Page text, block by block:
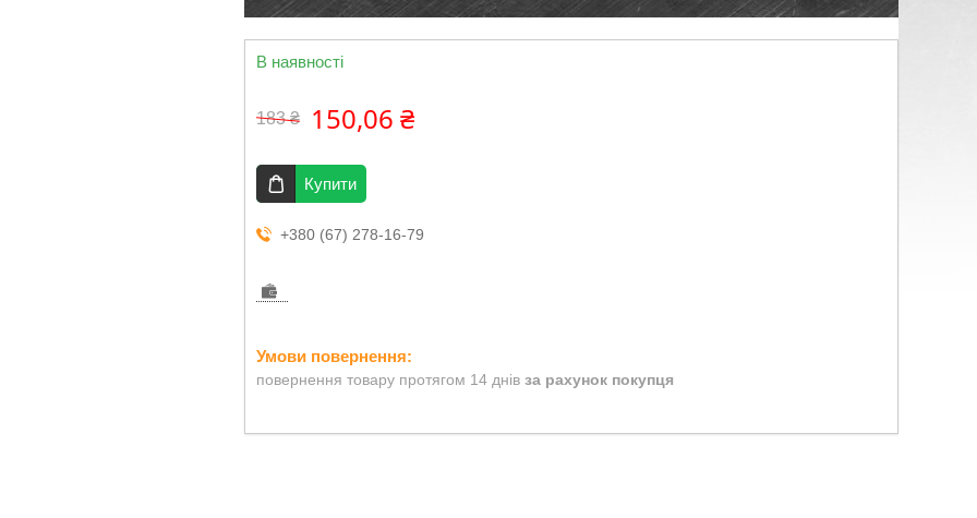
В наявності
183 ₴ 150,06 ₴
Купити
+380 (67) 278-16-79
повернення товару протягом 14 днів за рахунок покупця